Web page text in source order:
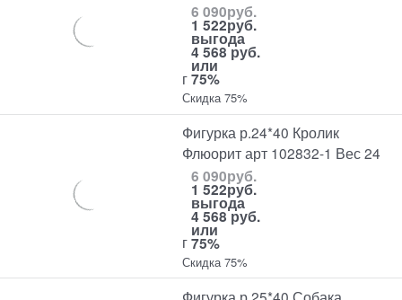
г
6 090руб.
1 522руб.
выгода
4 568 руб.
или
75%
Скидка 75%
Фигурка р.24*40 Кролик
Флюорит арт 102832-1 Вес 24
г
6 090руб.
1 522руб.
выгода
4 568 руб.
или
75%
Скидка 75%